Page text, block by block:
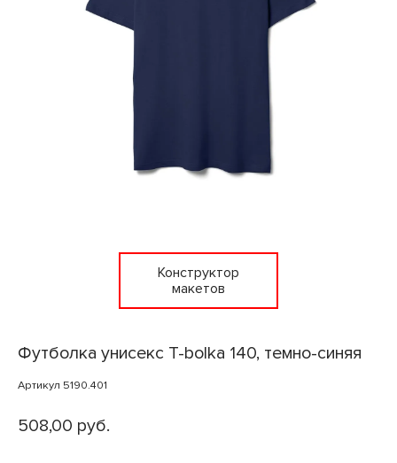
Конструктор
макетов
Футболка унисекс T-bolka 140, темно-синяя
Артикул 5190.401
508,00 руб.